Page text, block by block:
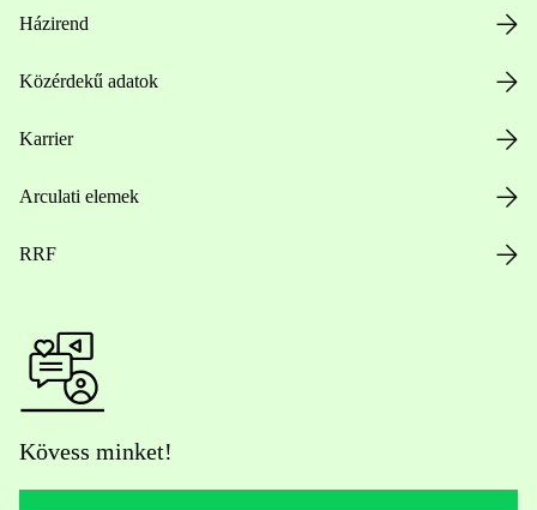
Házirend
Közérdekű adatok
Karrier
Arculati elemek
RRF
Kövess minket!